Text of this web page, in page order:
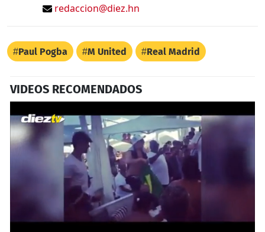
redaccion@diez.hn
Paul Pogba M United Real Madrid
VIDEOS RECOMENDADOS